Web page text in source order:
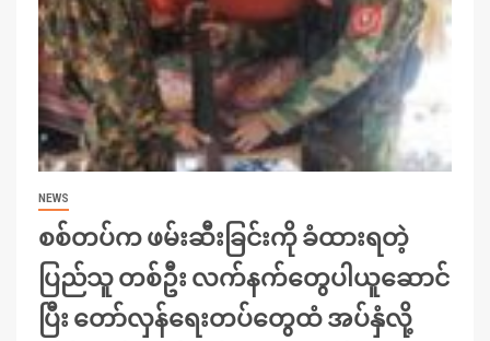
NEWS
စစ်တပ်က ဖမ်းဆီးခြင်းကို ခံထားရတဲ့
ပြည်သူ တစ်ဦး လက်နက်တွေပါယူဆောင်
ပြီး တော်လှန်ရေးတပ်တွေထံ အပ်နှံလို့